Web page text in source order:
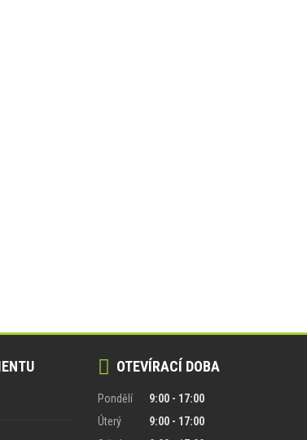
OTEVÍRACÍ DOBA
Pondělí
9:00 - 17:00
Úterý
9:00 - 17:00